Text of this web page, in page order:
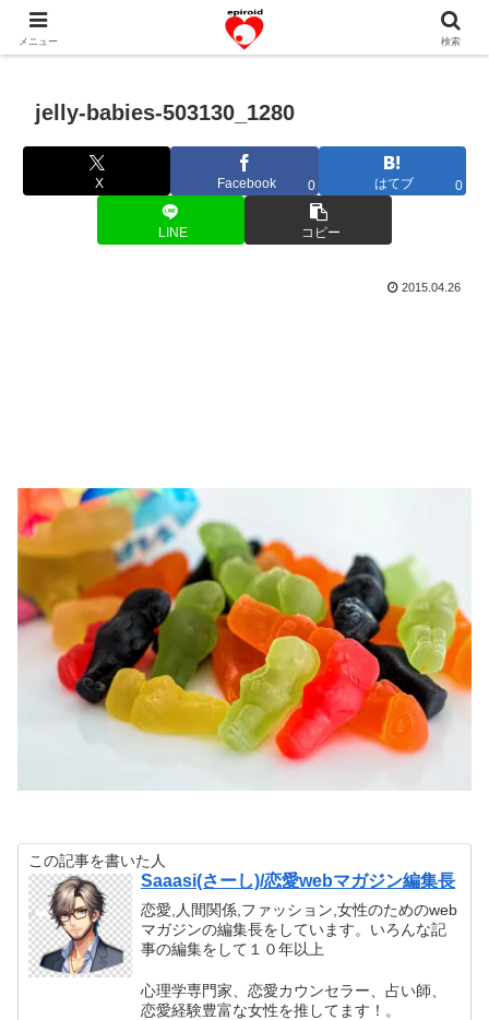
恋愛共感エピソード。あなたのストーリーを変えていく！。
jelly-babies-503130_1280
X Facebook 0 はてブ 0
LINE コピー
2015.04.26
この記事を書いた人
Saaasi(さーし)/恋愛webマガジン編集長
恋愛,人間関係,ファッション,女性のためのweb
マガジンの編集長をしています。いろんな記
事の編集をして１０年以上
心理学専門家、恋愛カウンセラー、占い師、
恋愛経験豊富な女性を推してます！。
メニュー 検索